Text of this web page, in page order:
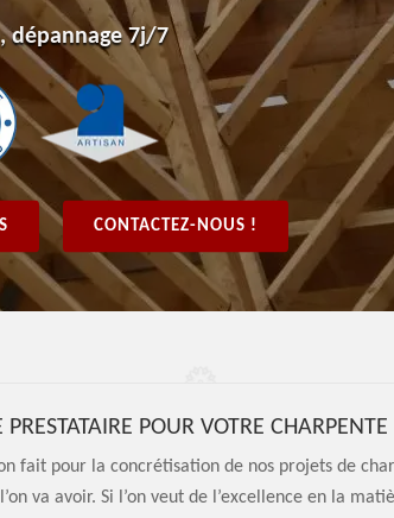
dépannage 7j/7
CONTACTEZ-NOUS !
POUR VOTRE
fait pour la concrétisation de nos projets de
va avoir. Si l’on veut de l’excellence en la